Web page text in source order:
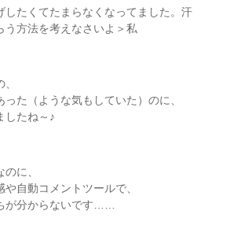
したくてたまらなくなってました。汗
う方法を考えなさいよ＞私
た（ような気もしていた）のに、
したね～♪
に、
自動コメントツールで、
が分からないです……